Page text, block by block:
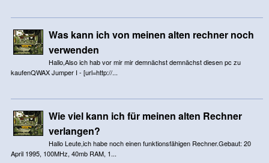
Was kann ich von meinen alten rechner noch
verwenden
Hallo,Also ich hab vor mir mir demnächst demnächst diesen pc zu
kaufenQWAX Jumper I - [url=http://...
Wie viel kann ich für meinen alten Rechner
verlangen?
Hallo Leute,ich habe noch einen funktionsfähigen Rechner.Gebaut: 20
April 1995, 100MHz, 40mb RAM, 1...